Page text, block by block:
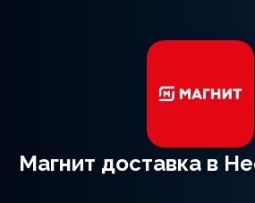
Магнит доставка в